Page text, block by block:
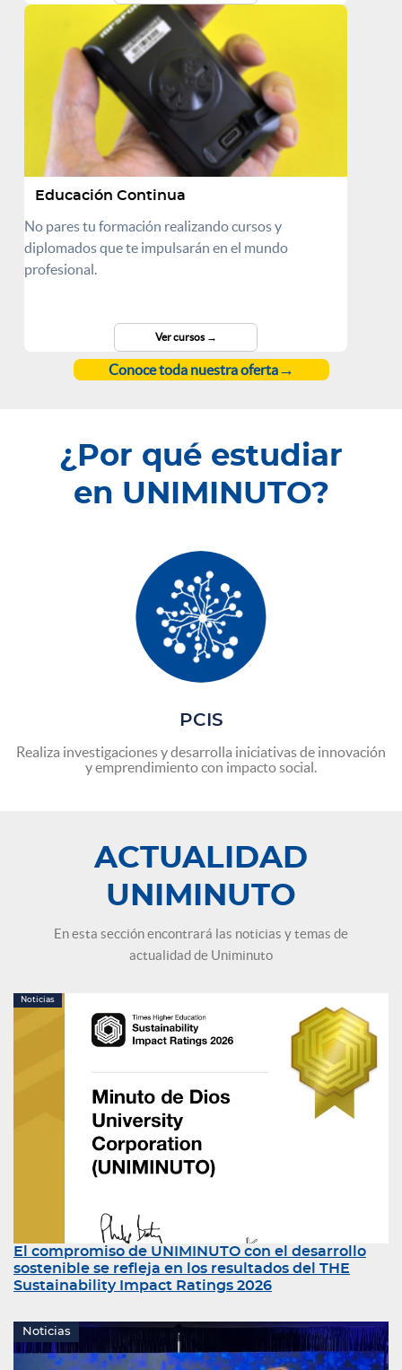
Educación Continua
No pares tu formación realizando cursos y
diplomados que te impulsarán en el mundo
profesional.
Ver cursos
Conoce toda nuestra oferta
¿Por qué estudiar
en UNIMINUTO?
PCIS
Realiza investigaciones y desarrolla iniciativas de innovación
y emprendimiento con impacto social.
ACTUALIDAD
UNIMINUTO
En esta sección encontrará las noticias y temas de
actualidad de Uniminuto
Noticias
El compromiso de UNIMINUTO con el desarrollo
sostenible se refleja en los resultados del THE
Sustainability Impact Ratings 2026
Noticias